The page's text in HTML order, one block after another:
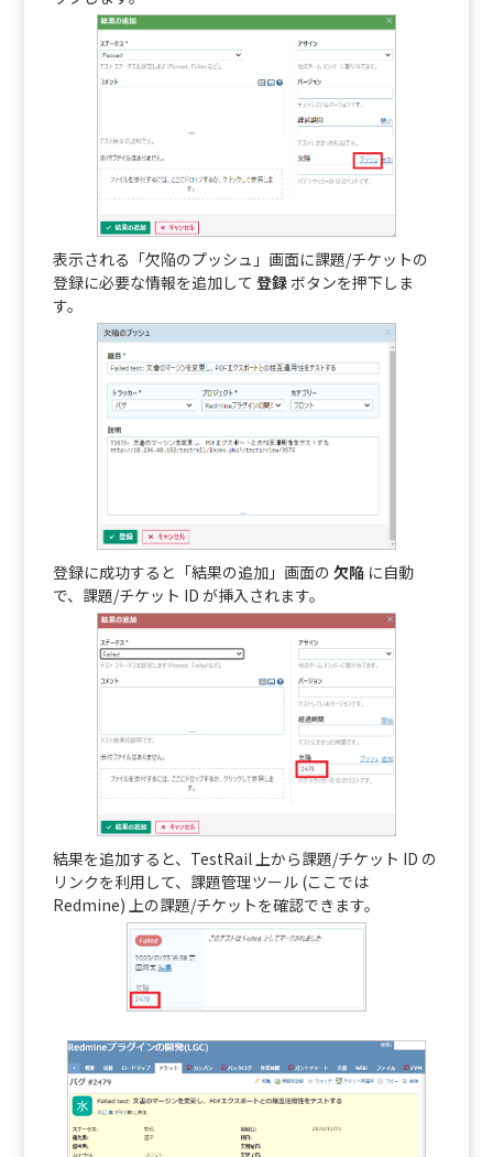
表示される「欠陥のプッシュ」画面に課題/チケットの
登録に必要な情報を追加して 登録ボタンを押下しま
す。
登録に成功すると「結果の追加」画面の 欠陥に自動
で、課題/チケット ID が挿入されます。
結果を追加すると、TestRail 上から課題/チケット ID の
リンクを利用して、課題管理ツール (ここでは
Redmine) 上の課題/チケットを確認できます。